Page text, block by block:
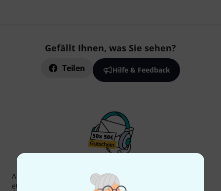
Gefällt Ihnen, was Sie sehen?
Teilen Hilfe & Feedback
Abonniere den Thomann Newsletter und gewinne mit
etwas Glück einen von
50 Gutscheinen